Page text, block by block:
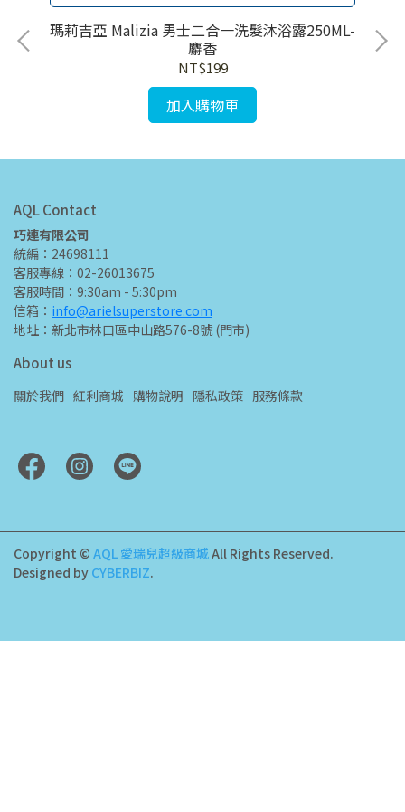
瑪莉吉亞 Malizia 男士二合一洗髮沐浴露250ML-
麝香
NT$199
加入購物車
瑪莉
AQL Contact
巧連有限公司
統編：24698111
客服專線：02-26013675
客服時間：9:30am - 5:30pm
信箱： info@arielsuperstore.com
地址：新北市林口區中山路576-8號 (門市)
About us
關於我們 紅利商城 購物說明 隱私政策 服務條款
Copyright © AQL 愛瑞兒超級商城All Rights Reserved.
Designed by CYBERBIZ.